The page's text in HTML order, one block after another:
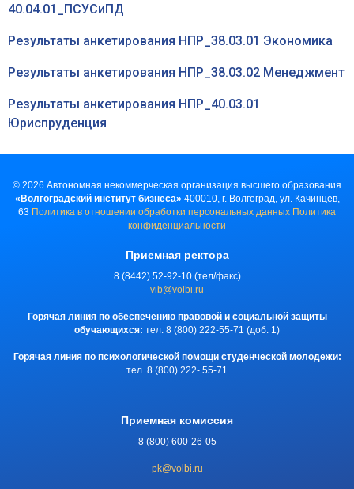
40.04.01_ПСУСиПД
Результаты анкетирования НПР_38.03.01 Экономика
Результаты анкетирования НПР_38.03.02 Менеджмент
Результаты анкетирования НПР_40.03.01
Юриспруденция
© 2026 Автономная некоммерческая организация высшего образования
«Волгоградский институт бизнеса» 400010, г. Волгоград, ул. Качинцев,
63 Политика в отношении обработки персональных данных Политика
конфиденциальности
Приемная ректора
8 (8442) 52-92-10 (тел/факс)
vib@volbi.ru
Горячая линия по обеспечению правовой и социальной защиты
обучающихся: тел. 8 (800) 222-55-71 (доб. 1)
Горячая линия по психологической помощи студенческой молодежи:
тел. 8 (800) 222- 55-71
Приемная комиссия
8 (800) 600-26-05
pk@volbi.ru